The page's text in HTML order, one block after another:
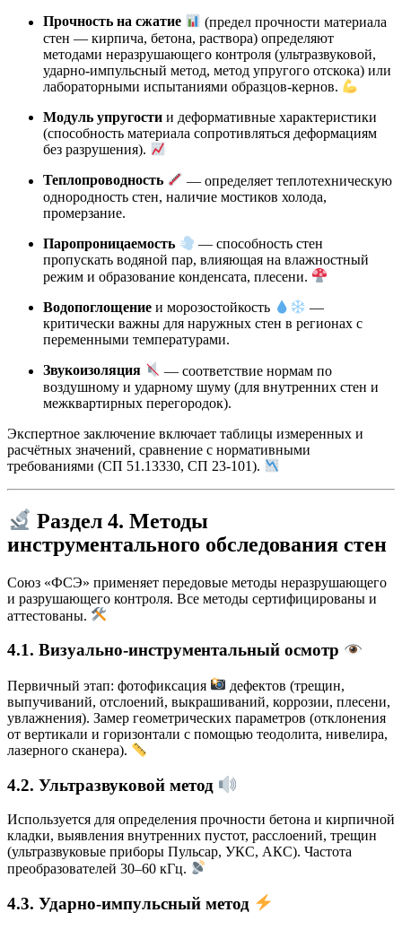
Прочность на сжатие
(предел прочности материала
стен — кирпича, бетона, раствора) определяют
методами неразрушающего контроля (ультразвуковой,
ударно-импульсный метод, метод упругого отскока) или
лабораторными испытаниями образцов-кернов.
Модуль упругости и деформативные характеристики
(способность материала сопротивляться деформациям
без разрушения).
Теплопроводность
— определяет теплотехническую
однородность стен, наличие мостиков холода,
промерзание.
Паропроницаемость
— способность стен
пропускать водяной пар, влияющая на влажностный
режим и образование конденсата, плесени.
Водопоглощение и морозостойкость
—
критически важны для наружных стен в регионах с
переменными температурами.
Звукоизоляция
— соответствие нормам по
воздушному и ударному шуму (для внутренних стен и
межквартирных перегородок).
Экспертное заключение включает таблицы измеренных и
расчётных значений, сравнение с нормативными
требованиями (СП 51.13330, СП 23-101).
Раздел 4. Методы
инструментального обследования стен
Союз «ФСЭ» применяет передовые методы неразрушающего
и разрушающего контроля. Все методы сертифицированы и
аттестованы.
4.1. Визуально-инструментальный осмотр
Первичный этап: фотофиксация
дефектов (трещин,
выпучиваний, отслоений, выкрашиваний, коррозии, плесени,
увлажнения). Замер геометрических параметров (отклонения
от вертикали и горизонтали с помощью теодолита, нивелира,
лазерного сканера).
4.2. Ультразвуковой метод
Используется для определения прочности бетона и кирпичной
кладки, выявления внутренних пустот, расслоений, трещин
(ультразвуковые приборы Пульсар, УКС, АКС). Частота
преобразователей 30–60 кГц.
4.3. Ударно-импульсный метод